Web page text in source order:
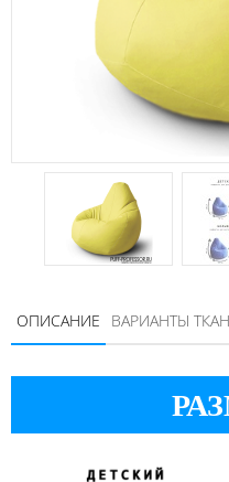
ОПИСАНИЕ ВАРИАНТЫ